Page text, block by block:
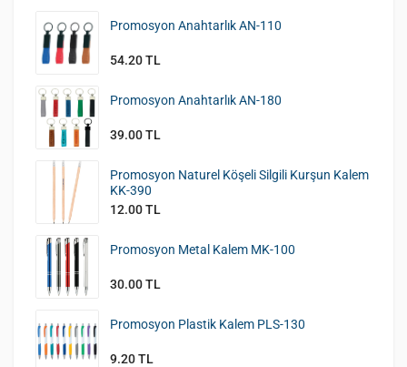
Promosyon Anahtarlık AN-110
54.20 TL
Promosyon Anahtarlık AN-180
39.00 TL
Promosyon Naturel Köşeli Silgili Kurşun Kalem
KK-390
12.00 TL
Promosyon Metal Kalem MK-100
30.00 TL
Promosyon Plastik Kalem PLS-130
9.20 TL